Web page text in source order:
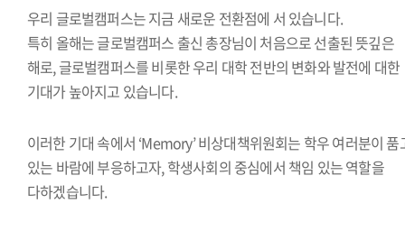
우리 글로벌캠퍼스는 지금 새로운 전환점에 서 있습니다.
특히 올해는 글로벌캠퍼스 출신 총장님이 처음으로 선출된 뜻깊은
해로, 글로벌캠퍼스를 비롯한 우리 대학 전반의 변화와 발전에 대한
기대가 높아지고 있습니다.
이러한 기대 속에서 ‘Memory’ 비상대책위원회는 학우 여러분이 품
있는 바람에 부응하고자, 학생사회의 중심에서 책임 있는 역할을
다하겠습니다.